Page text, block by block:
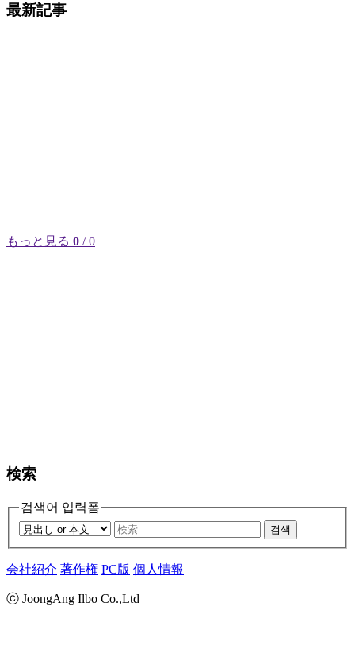
最新記事
もっと見る 0 / 0
検索
검색어 입력폼
검색
会社紹介 著作権 PC版 個人情報
ⓒ JoongAng Ilbo Co.,Ltd